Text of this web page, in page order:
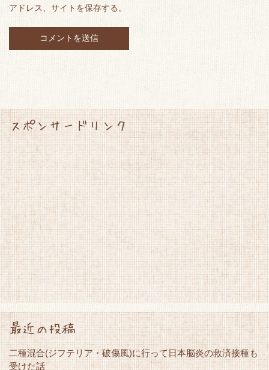
アドレス、サイトを保存する。
スポンサードリンク
最近の投稿
二種混合(ジフテリア・破傷風)に行って日本脳炎の救済接種も
受けた話